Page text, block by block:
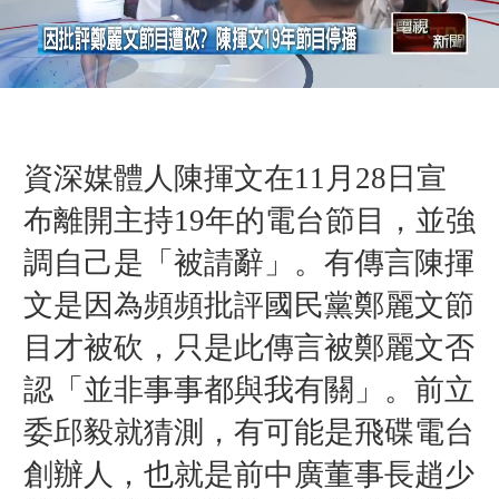
資深媒體人陳揮文在11月28日宣
布離開主持19年的電台節目，並強
調自己是「被請辭」。有傳言陳揮
文是因為頻頻批評國民黨鄭麗文節
目才被砍，只是此傳言被鄭麗文否
認「並非事事都與我有關」。 前立
委邱毅就猜測，有可能是飛碟電台
創辦人，也就是前中廣董事長趙少